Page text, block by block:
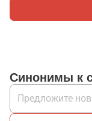
Синонимы к